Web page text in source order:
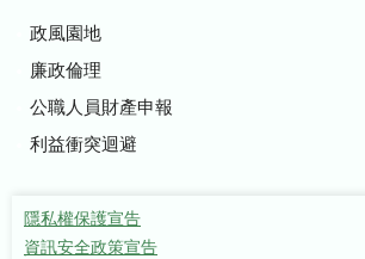
政風園地
廉政倫理
公職人員財產申報
利益衝突迴避
隱私權保護宣告
資訊安全政策宣告